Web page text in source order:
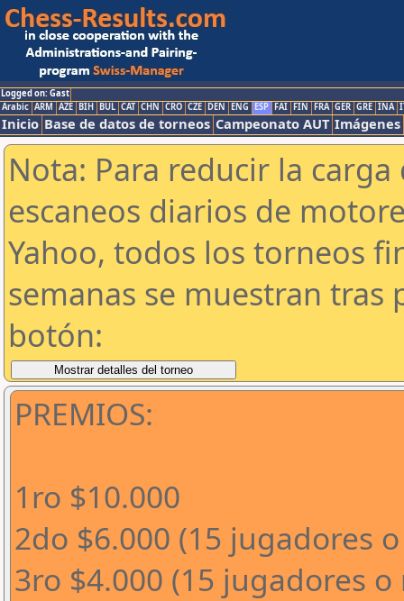
Logged on: Gast
Arabic ARM AZE BIH BUL CAT CHN CRO CZE DEN ENG ESP FAI FIN FRA GER GRE INA
Inicio Base de datos de torneos Campeonato AUT Imágenes
Nota: Para reducir la
escaneos diarios de
Yahoo, todos los torneos
semanas se muestran tras
botón:
PREMIOS:
1ro $10.000
2do $6.000 (15 jugadores
3ro $4.000 (15 jugadores o